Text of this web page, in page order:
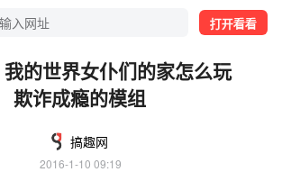
打开看看
的世界女仆们的家怎么玩
欺诈成瘾的模组
搞趣网
2016-1-10 09:19